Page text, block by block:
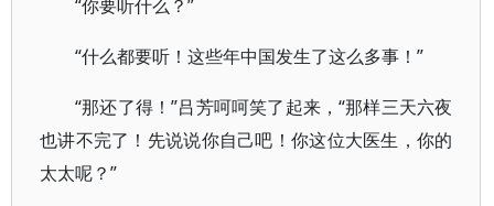
“你要听什么？”
“什么都要听！这些年中国发生了这么多事！”
“那还了得！”吕芳呵呵笑了起来，“那样三天六夜
也讲不完了！先说说你自己吧！你这位大医生，你的
太太呢？”